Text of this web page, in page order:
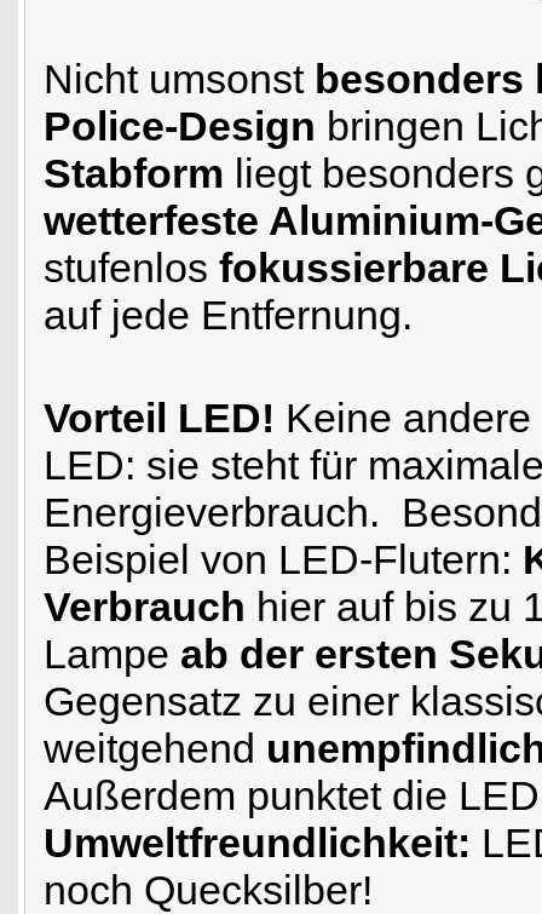
Nicht umsonst
Police-Design bringen
Stabform liegt besonders
wetterfeste Aluminium-
stufenlos fokussierbare
auf jede Entfernung.
Vorteil LED! Keine
LED: sie steht für
Energieverbrauch.
Beispiel von LED-Flutern:
Verbrauch hier auf bis zu
Lampe ab der ersten
Gegensatz zu einer
weitgehend
Außerdem punktet die
Umweltfreundlichkeit:
noch Quecksilber!